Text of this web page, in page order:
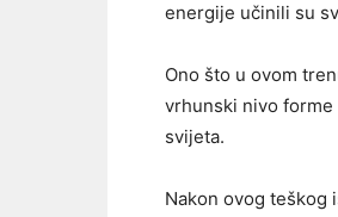
energije učinili su
Ono što u ovom
vrhunski nivo
svijeta.
Nakon ovog teškog